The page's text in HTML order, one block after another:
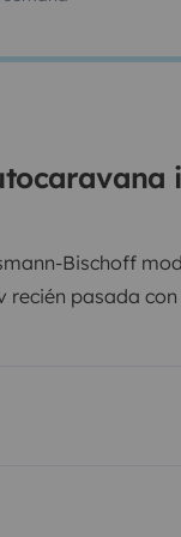
Bischoff
recién pasada
2022 ).
3 fogones,
etc. Asiento